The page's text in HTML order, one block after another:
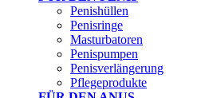
Penishüllen
Penisringe
Masturbatoren
Penispumpen
Penisverlängerung
Pflegeprodukte